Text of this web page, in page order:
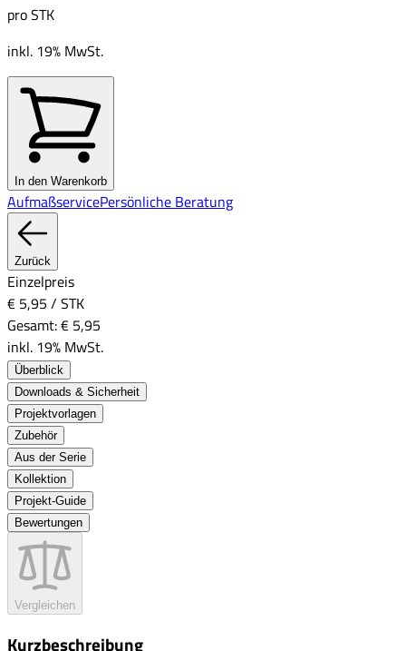
proSTK
inkl. 19% MwSt.
In den Warenkorb
AufmaßservicePersönliche Beratung
Zurück
Einzelpreis
€ 5,95 / STK
Gesamt:€ 5,95
inkl. 19% MwSt.
Überblick
Downloads & Sicherheit
Projektvorlagen
Zubehör
Aus der Serie
Kollektion
Projekt-Guide
Bewertungen
Vergleichen
Kurzbeschreibung